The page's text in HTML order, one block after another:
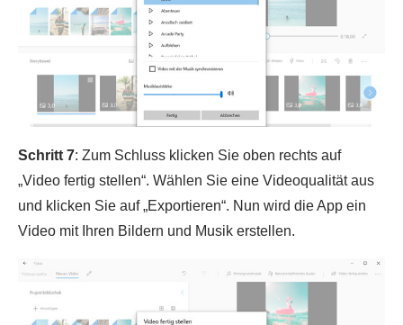
Schritt 7: Zum Schluss klicken Sie oben rechts auf
„Video fertig stellen“. Wählen Sie eine Videoqualität aus
und klicken Sie auf „Exportieren“. Nun wird die App ein
Video mit Ihren Bildern und Musik erstellen.